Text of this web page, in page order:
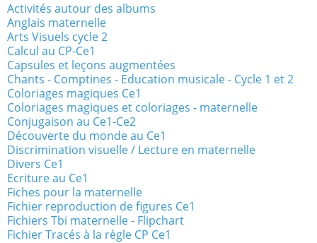
Activités autour des albums
Anglais maternelle
Arts Visuels cycle 2
Calcul au CP-Ce1
Capsules et leçons augmentées
Chants - Comptines - Education musicale - Cycle 1 et 2
Coloriages magiques Ce1
Coloriages magiques et coloriages - maternelle
Conjugaison au Ce1-Ce2
Découverte du monde au Ce1
Discrimination visuelle / Lecture en maternelle
Divers Ce1
Ecriture au Ce1
Fiches pour la maternelle
Fichier reproduction de figures Ce1
Fichiers Tbi maternelle - Flipchart
Fichier Tracés à la règle CP Ce1